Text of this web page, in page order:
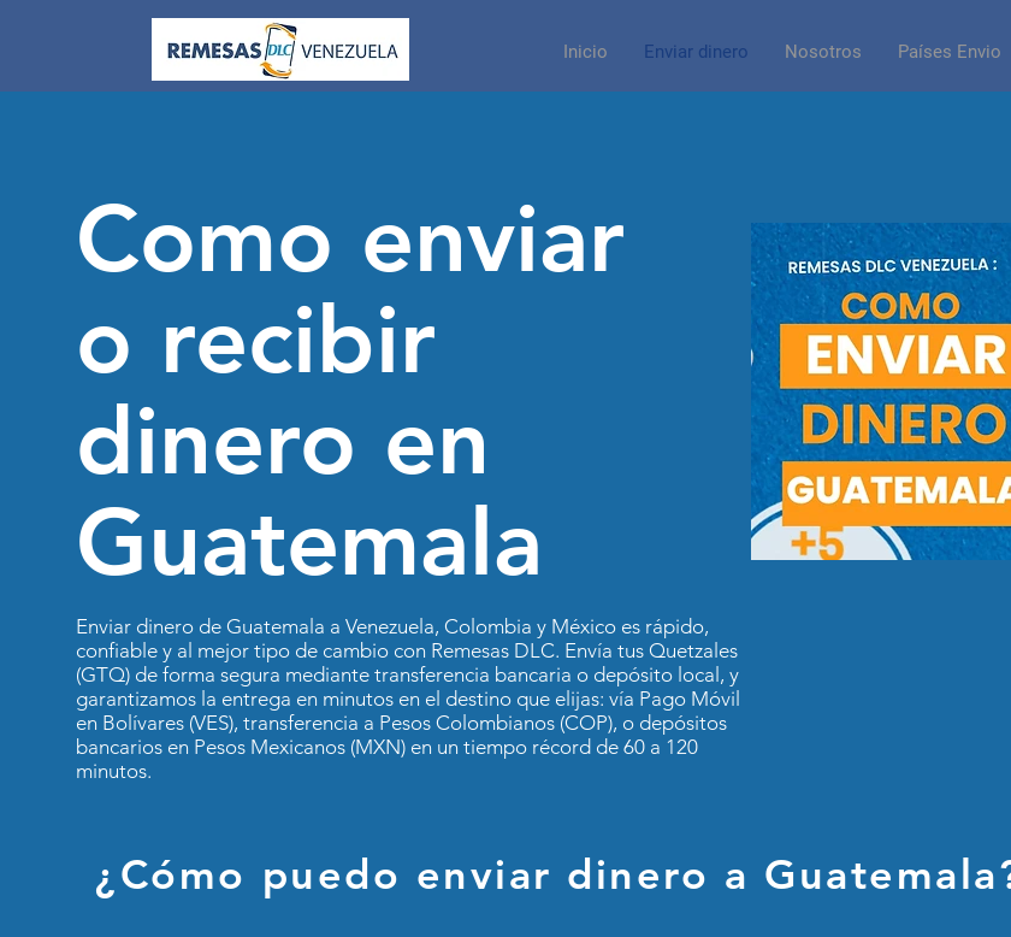
Inicio Enviar dinero Nosotros Países Envio
Como enviar
o recibir
dinero en
Guatemala
Enviar dinero de Guatemala a Venezuela, Colombia y México es rápido,
confiable y al mejor tipo de cambio con Remesas DLC. Envía tus Quetzales
(GTQ) de forma segura mediante transferencia bancaria o depósito local, y
garantizamos la entrega en minutos en el destino que elijas: vía Pago Móvil
en Bolívares (VES), transferencia a Pesos Colombianos (COP), o depósitos
bancarios en Pesos Mexicanos (MXN) en un tiempo récord de 60 a 120
minutos.
¿Cómo puedo enviar dinero a Guatemala